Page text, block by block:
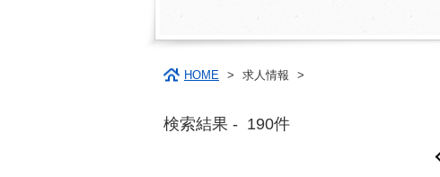
HOME > 求人情報 >
検索結果 - 190件